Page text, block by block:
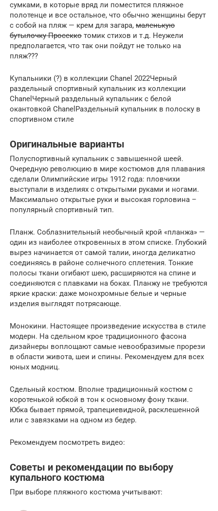
сумками, в которые вряд ли поместится пляжное
полотенце и все остальное, что обычно женщины берут
с собой на пляж — крем для загара, маленькую
бутылочку Просекко томик стихов и т.д. Неужели
предполагается, что так они пойдут не только на
пляж???
Купальники (?) в коллекции Chanel 2022Черный
раздельный спортивный купальник из коллекции
ChanelЧерный раздельный купальник с белой
окантовкой ChanelРаздельный купальник в полоску в
спортивном стиле
Оригинальные варианты
Полуспортивный купальник с завышенной шеей.
Очередную революцию в мире костюмов для плавания
сделали Олимпийские игры 1912 года: пловчихи
выступали в изделиях с открытыми руками и ногами.
Максимально открытые руки и высокая горловина –
популярный спортивный тип.
Планж. Соблазнительный необычный крой «планжа» —
один из наиболее откровенных в этом списке. Глубокий
вырез начинается от самой талии, иногда деликатно
соединяясь в районе солнечного сплетения. Тонкие
полосы ткани огибают шею, расширяются на спине и
соединяются с плавками на боках. Планжу не требуются
яркие краски: даже монохромные белые и черные
изделия выглядят потрясающе.
Монокини. Настоящее произведение искусства в стиле
модерн. На сдельном крое традиционного фасона
дизайнеры воплощают самые невообразимые прорези
в области живота, шеи и спины. Рекомендуем для всех
юных модниц.
Сдельный костюм. Вполне традиционный костюм с
коротенькой юбкой в тон к основному фону ткани.
Юбка бывает прямой, трапециевидной, расклешенной
или с завязками на одном из бедер.
Рекомендуем посмотреть видео:
Советы и рекомендации по выбору
купального костюма
При выборе пляжного костюма учитывают: